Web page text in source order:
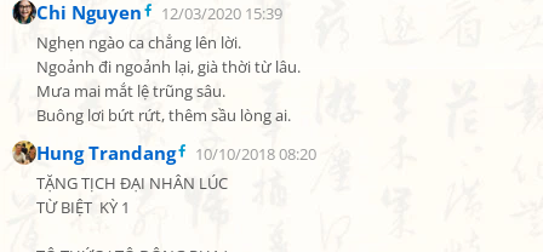
Chi Nguyen
12/03/2020 15:39
Nghẹn ngào ca chẳng lên lời.
Ngoảnh đi ngoảnh lại, già thời từ lâu.
Mưa mai mắt lệ trũng sâu.
Buông lơi bứt rứt, thêm sầu lòng ai.
Hung Trandang
10/10/2018 08:20
TẶNG TỊCH ĐẠI NHÂN LÚC
TỪ BIỆT  KỲ 1